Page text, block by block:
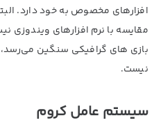
افزارهای مخصوص به خود دارد.
مقایسه با نرم افزارهای
بازی های گرافیکی سنگین
نیست.
سیستم عامل کروم